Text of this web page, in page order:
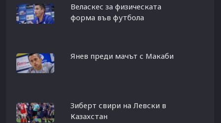
Веласкес за физическата
форма във футбола
Янев преди мачът с Макаби
Зиберт свири на Левски в
Казахстан